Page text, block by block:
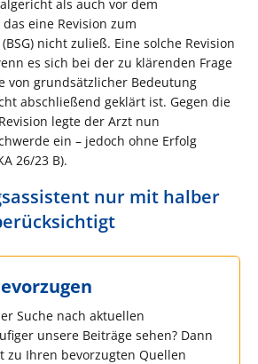
als auch vor dem
eine Revision zum
nicht zuließ. Eine solche Revision
es sich bei der zu klärenden Frage
von grundsätzlicher Bedeutung
abschließend geklärt ist. Gegen die
legte der Arzt nun
ein – jedoch ohne Erfolg
26/23 B).
nur mit halber
Suche nach aktuellen
unsere Beiträge sehen? Dann
zu Ihren bevorzugten Quellen